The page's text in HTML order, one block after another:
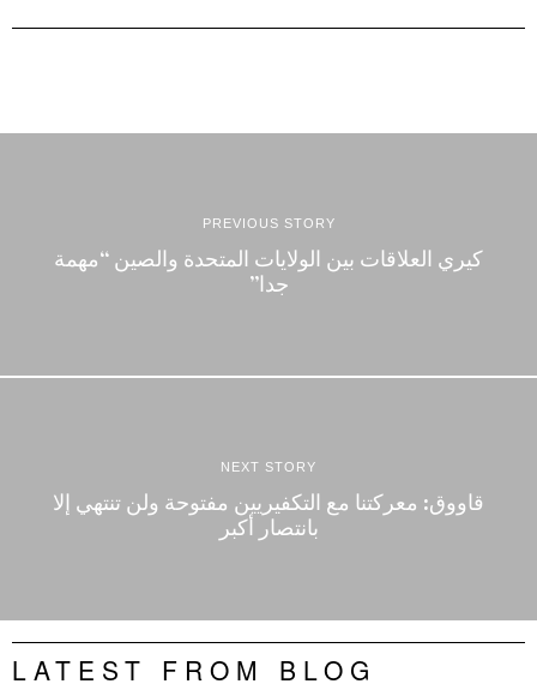
PREVIOUS STORY
كيري العلاقات بين الولايات المتحدة والصين “مهمة
جدا”
NEXT STORY
قاووق: معركتنا مع التكفيريين مفتوحة ولن تنتهي إلا
بانتصار أكبر
LATEST FROM BLOG